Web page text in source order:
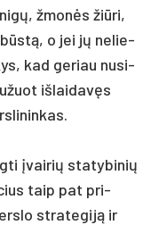
žmonės žiū­ri,
o jei jų ne­lie­
kad ge­riau nu­si­
iš­lai­davęs
įvai­rių sta­ty­bi­nių
taip pat pri­
stra­te­giją ir